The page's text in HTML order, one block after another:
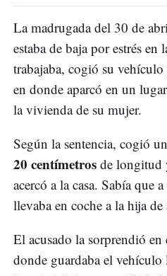
La madrugada del 30 de
estaba de baja por estrés en
trabajaba, cogió su
en donde aparcó en un
la vivienda de su mujer.
Según la sentencia, cogió un
20 centímetros de longitud
acercó a la casa. Sabía que
llevaba en coche a la hija
El acusado la sorprendió
donde guardaba el